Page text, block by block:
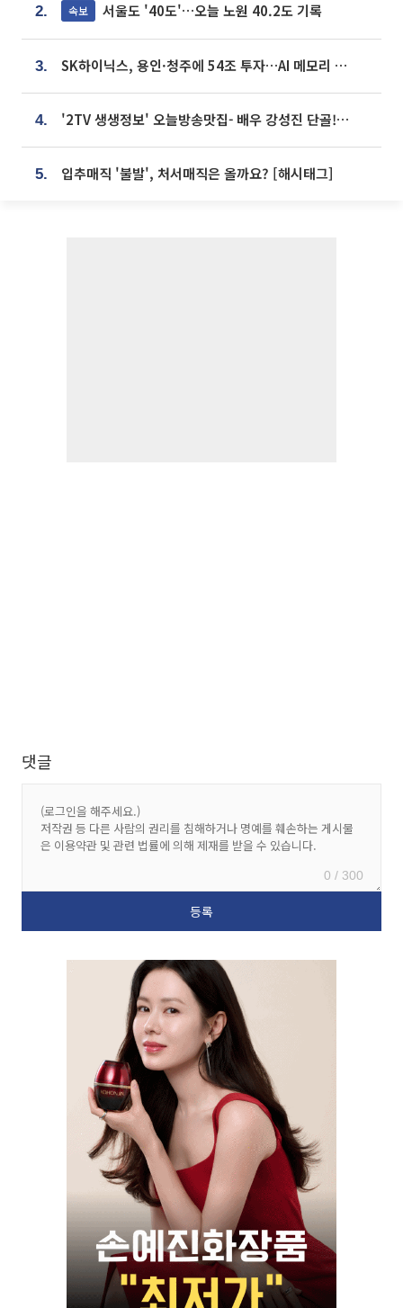
2. 속보 서울도 '40도'…오늘 노원 40.2도 기록
3. SK하이닉스, 용인·청주에 54조 투자…AI 메모리 생산기지 키운다
4. '2TV 생생정보' 오늘방송맛집- 배우 강성진 단골! 쌀국수ㆍ푸팟퐁 커리 맛집 '블○○○'
5. 입추매직 '불발', 처서매직은 올까요? [해시태그]
댓글
0 / 300